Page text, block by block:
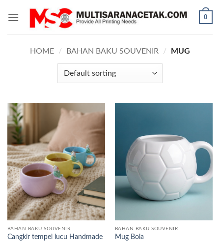
0
HOME / BAHAN BAKU SOUVENIR / MUG
BAHAN BAKU SOUVENIR
Cangkir tempel lucu Handmade
BAHAN BAKU SOUVENIR
Mug Bola